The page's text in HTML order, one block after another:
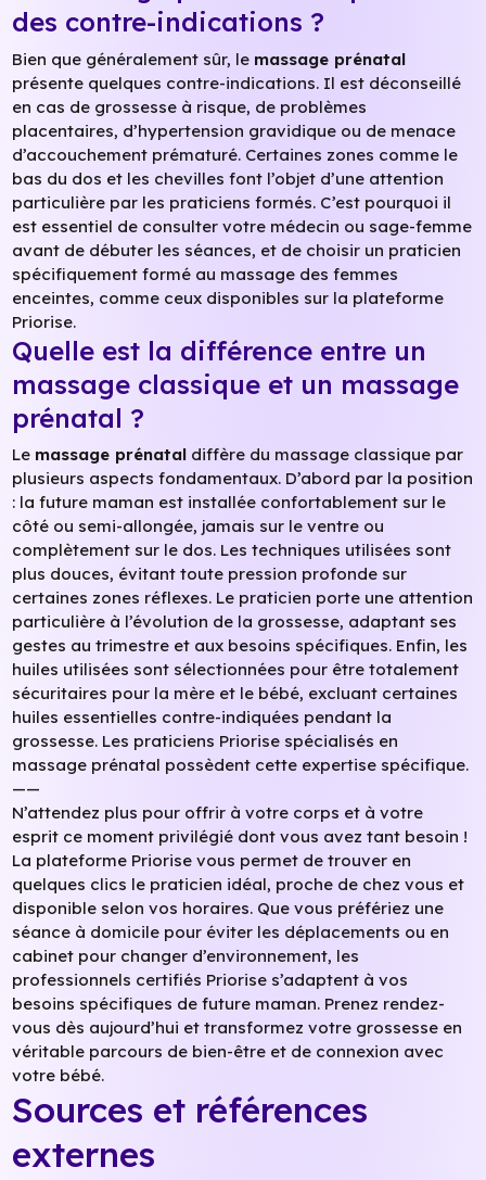
des contre-indications ?
Bien que généralement sûr, le massage prénatal
présente quelques contre-indications. Il est déconseillé
en cas de grossesse à risque, de problèmes
placentaires, d’hypertension gravidique ou de menace
d’accouchement prématuré. Certaines zones comme le
bas du dos et les chevilles font l’objet d’une attention
particulière par les praticiens formés. C’est pourquoi il
est essentiel de consulter votre médecin ou sage-femme
avant de débuter les séances, et de choisir un praticien
spécifiquement formé au massage des femmes
enceintes, comme ceux disponibles sur la plateforme
Priorise.
Quelle est la différence entre un
massage classique et un massage
prénatal ?
Le massage prénatal diffère du massage classique par
plusieurs aspects fondamentaux. D’abord par la position
: la future maman est installée confortablement sur le
côté ou semi-allongée, jamais sur le ventre ou
complètement sur le dos. Les techniques utilisées sont
plus douces, évitant toute pression profonde sur
certaines zones réflexes. Le praticien porte une attention
particulière à l’évolution de la grossesse, adaptant ses
gestes au trimestre et aux besoins spécifiques. Enfin, les
huiles utilisées sont sélectionnées pour être totalement
sécuritaires pour la mère et le bébé, excluant certaines
huiles essentielles contre-indiquées pendant la
grossesse. Les praticiens Priorise spécialisés en
massage prénatal possèdent cette expertise spécifique.
——
N’attendez plus pour offrir à votre corps et à votre
esprit ce moment privilégié dont vous avez tant besoin !
La plateforme Priorise vous permet de trouver en
quelques clics le praticien idéal, proche de chez vous et
disponible selon vos horaires. Que vous préfériez une
séance à domicile pour éviter les déplacements ou en
cabinet pour changer d’environnement, les
professionnels certifiés Priorise s’adaptent à vos
besoins spécifiques de future maman. Prenez rendez-
vous dès aujourd’hui et transformez votre grossesse en
véritable parcours de bien-être et de connexion avec
votre bébé.
Sources et références
externes